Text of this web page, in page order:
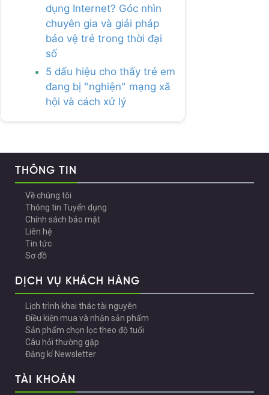
dụng Internet? Góc nhìn
chuyên gia và giải pháp
bảo vệ trẻ trong thời đại
số
5 dấu hiệu cho thấy trẻ em
đang bị "nghiện" mạng xã
hội và cách xử lý
THÔNG TIN
Về chúng tôi
Thông tin Tuyển dụng
Chính sách bảo mật
Liên hệ
Tin tức
Sơ đồ
DỊCH VỤ KHÁCH HÀNG
Lịch trình khai thác tài nguyên
Điều kiện mua và nhận sản phẩm
Sản phẩm chọn lọc theo độ tuổi
Câu hỏi thường gặp
Đăng kí Newsletter
TÀI KHOẢN